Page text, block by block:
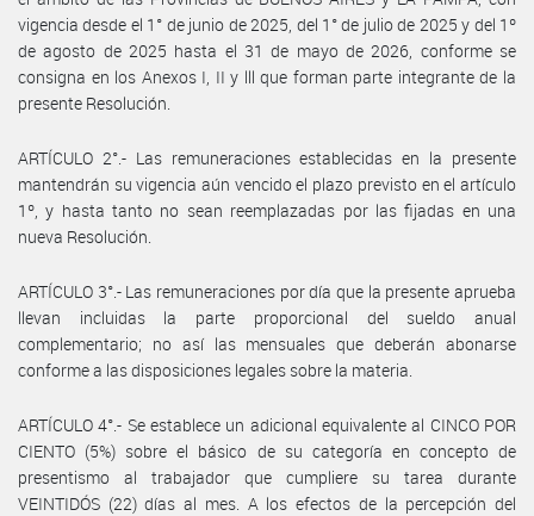
vigencia desde el 1° de junio de 2025, del 1° de julio de 2025 y del 1º
de agosto de 2025 hasta el 31 de mayo de 2026, conforme se
consigna en los Anexos I, II y lll que forman parte integrante de la
presente Resolución.
ARTÍCULO 2°.- Las remuneraciones establecidas en la presente
mantendrán su vigencia aún vencido el plazo previsto en el artículo
1º, y hasta tanto no sean reemplazadas por las fijadas en una
nueva Resolución.
ARTÍCULO 3°.- Las remuneraciones por día que la presente aprueba
llevan incluidas la parte proporcional del sueldo anual
complementario; no así las mensuales que deberán abonarse
conforme a las disposiciones legales sobre la materia.
ARTÍCULO 4°.- Se establece un adicional equivalente al CINCO POR
CIENTO (5%) sobre el básico de su categoría en concepto de
presentismo al trabajador que cumpliere su tarea durante
VEINTIDÓS (22) días al mes. A los efectos de la percepción del